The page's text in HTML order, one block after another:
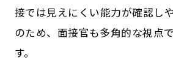
接では見えにくい能力が確認し
のため、面接官も多角的な視点
す。